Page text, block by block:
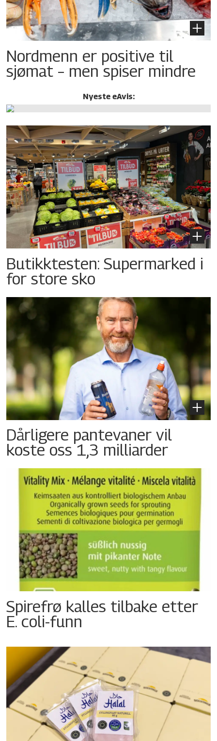
Nordmenn er positive til
sjømat – men spiser mindre
Nyeste eAvis:
Butikktesten: Supermarked i
for store sko
Dårligere pantevaner vil
koste oss 1,3 milliarder
Spirefrø kalles tilbake etter
E. coli-funn